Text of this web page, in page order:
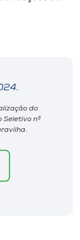
do
Seletivo nº